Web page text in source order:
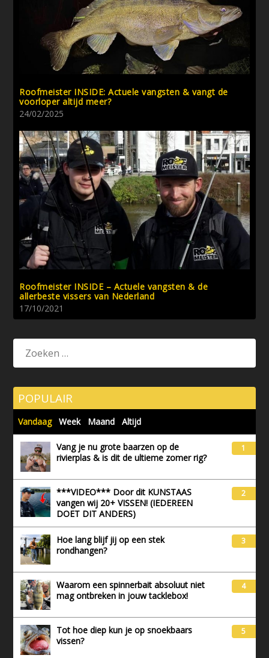
Roofmeister INSIDE: Actuele vangsten & vangt de
voorloper altijd meer?
24/02/2025
Roofmeister INSIDE – Actuele vangsten & de
allerbeste vissers van Nederland
17/10/2021
POPULAIR
Vandaag Week Maand Altijd
Vang je nu grote baarzen op de
rivierplas & is dit de ultieme zomer rig?
1
***VIDEO*** Door dit KUNSTAAS
vangen wij 20+ VISSEN! (IEDEREEN
DOET DIT ANDERS)
2
Hoe lang blijf jij op een stek
rondhangen?
3
Waarom een spinnerbait absoluut niet
mag ontbreken in jouw tacklebox!
4
Tot hoe diep kun je op snoekbaars
vissen?
5